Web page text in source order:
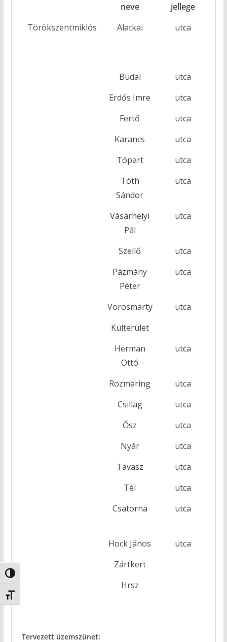
Nagy kontraszt váltása
Betűméret váltása
neve
jellege
Törökszentmiklós Alatkai
utca
Budai
utca
Erdős Imre
utca
Fertő
utca
Karancs
utca
Tópart
utca
Tóth
Sándor
utca
Vásárhelyi
Pál
utca
Szellő
utca
Pázmány
Péter
utca
Vörösmarty
utca
Külterület
Herman
Ottó
utca
Rozmaring
utca
Csillag
utca
Ősz
utca
Nyár
utca
Tavasz
utca
Tél
utca
Csatorna
utca
Hock János
utca
Zártkert
Hrsz
Tervezett üzemszünet: